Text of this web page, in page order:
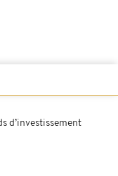
d’investissement